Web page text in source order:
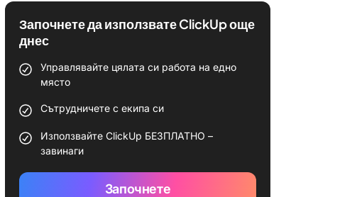
Започнете да използвате ClickUp още
днес
Управлявайте цялата си работа на едно
място
Сътрудничете с екипа си
Използвайте ClickUp БЕЗПЛАТНО –
завинаги
Започнете